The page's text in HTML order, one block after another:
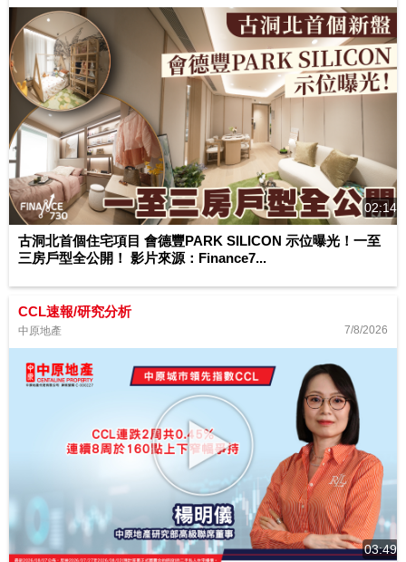
02:14
古洞北首個住宅項目 會德豐PARK SILICON 示位曝光！一至
三房戶型全公開！ 影片來源：Finance7...
CCL速報/研究分析
中原地產 7/8/2026
03:49